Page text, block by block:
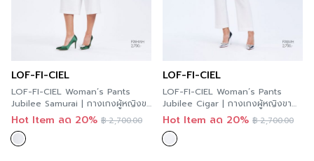
LOF-FI-CIEL
LOF-FI-CIEL Woman’s Pants
Jubilee Samurai | กางเกงผู้หญิงขา
สี่ส่วน สีขาว F9XHWH
Hot Item ลด 20% ฿2,700.00
LOF-FI-CIEL
LOF-FI-CIEL Woman’s Pants
Jubilee Cigar | กางเกงผู้หญิงขา
ยาว สีขาว F9XJWH
Hot Item ลด 20% ฿2,700.00